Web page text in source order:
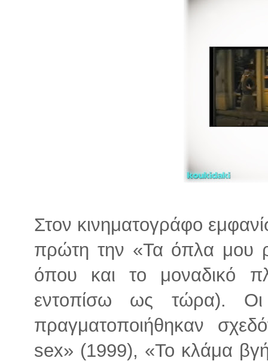
Στον κινηματογράφο
πρώτη την «Τα όπλα μου
όπου και το μοναδικό
εντοπίσω ως τώρα). Οι
πραγματοποιήθηκαν
sex» (1999), «Το κλάμα